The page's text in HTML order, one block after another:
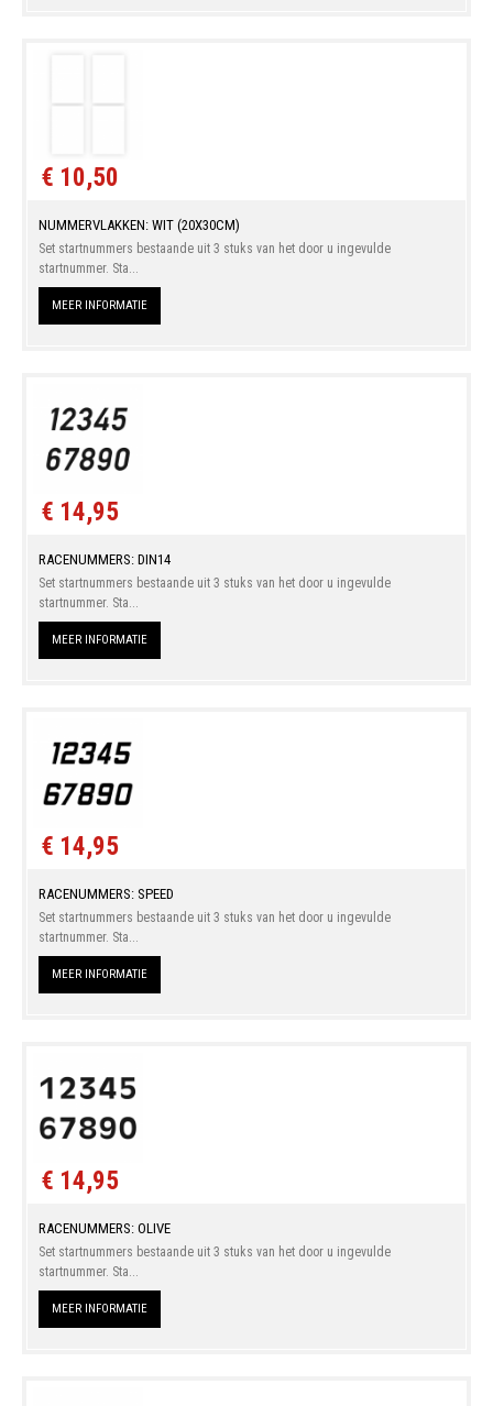
€ 10,50
NUMMERVLAKKEN: WIT (20X30CM)
Set startnummers bestaande uit 3 stuks van het door u ingevulde
startnummer. Sta...
MEER INFORMATIE
€ 14,95
RACENUMMERS: DIN14
Set startnummers bestaande uit 3 stuks van het door u ingevulde
startnummer. Sta...
MEER INFORMATIE
€ 14,95
RACENUMMERS: SPEED
Set startnummers bestaande uit 3 stuks van het door u ingevulde
startnummer. Sta...
MEER INFORMATIE
€ 14,95
RACENUMMERS: OLIVE
Set startnummers bestaande uit 3 stuks van het door u ingevulde
startnummer. Sta...
MEER INFORMATIE